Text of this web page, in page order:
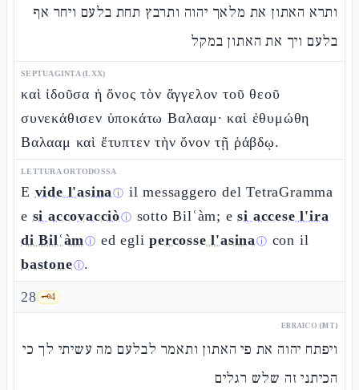
ותרא האתון את מלאך יהוה ותרבץ תחת בלעם ויחר אף
בלעם ויך את האתון במקל
SEPTUAGINTA (LXX)
καὶ ἰδοῦσα ἡ ὄνος τὸν ἄγγελον τοῦ θεοῦ
συνεκάθισεν ὑποκάτω Βαλααμ· καὶ ἐθυμώθη
Βαλααμ καὶ ἔτυπτεν τὴν ὄνον τῇ ῥάβδῳ.
LETTURA ORTODOSSA
E vide l'asinaⓘ il messaggero del TetraGramma
e si accovacciòⓘ sotto Bilʿàm; esi accese l'ira
di Bilʿàmⓘ ed eglipercosse l'asinaⓘ con il
bastoneⓘ.
28 🗝️4
EBRAICO (MT)
ויפתח יהוה את פי האתון ותאמר לבלעם מה עשיתי לך כי
הכיתני זה שלש רגלים